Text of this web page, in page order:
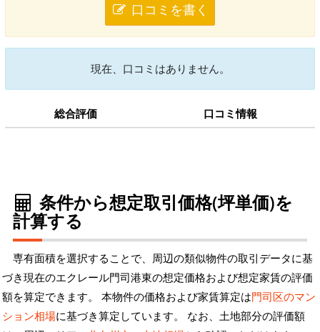
口コミを書く
現在、口コミはありません。
総合評価 口コミ情報
条件から想定取引価格(坪単価)を
計算する
専有面積を選択することで、周辺の類似物件の取引データに基
づき現在のエクレール門司港東の想定価格および想定家賃の評価
額を算定できます。 本物件の価格および家賃算定は門司区のマン
ション相場に基づき算定しています。 なお、土地部分の評価額